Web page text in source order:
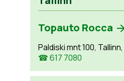
Topauto Rocca
Paldiski mnt 100,
☎ 617 7080